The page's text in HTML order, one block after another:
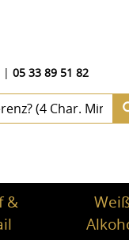
|05 33 89 51 82
&